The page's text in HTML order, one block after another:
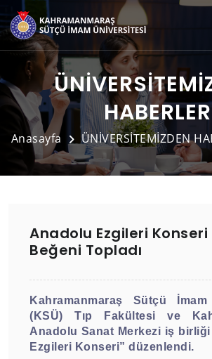
HABERLER
Anasayfa ÜNİVERSİTEMİZDEN
Anadolu Ezgileri Konseri
Beğeni Topladı
Kahramanmaraş Sütçü
(KSÜ) Tıp Fakültesi ve
Anadolu Sanat Merkezi iş
Ezgileri Konseri” düzenlendi.